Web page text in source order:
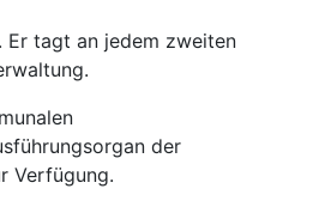
tagt an jedem zweiten
der
Verfügung.